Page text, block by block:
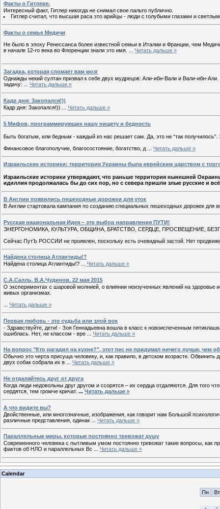
Факты о Гитлере.
Интересный факт, Гитлер никогда не снимал свое пальто публично.
Гитлер считал, что высшая раса это арийцы - люди с голубыми глазами и
Факты о семье Медичи
Не было в эпоху Ренессанса более известной семьи в Италии и Франции, чем
в начале 12-го века во Флоренции знали это имя. ... Читать дальше »
Загадка, которая сломает вам мозг
Однажды некий султан призвал к себе двух мудрецов: Али-ибн-Вали и Вали-ибн-
задачу: ... Читать дальше »
Кадр дня: Закопался!))
Кадр дня: Закопался!))
Читать дальше »
5 Мифов, программирующих нашу нищету и бедность
Быть богатым, или бедным - каждый из нас решает сам. Да, это не “так
Финансовое благополучие, благосостояние, богатство, д
Читать дальше »
Израильские историки: территория Украины была еврейским царством с
Израильские историки утверждают, что раньше территория нынешней
идиллия продолжалась бы до сих пор, но с севера пришли злые русские и
В Англии появились пешеходные дорожки для уток
В Англии стартовала кампания по созданию специальных пешеходных дорожек для
Русская национальная Идея – это выбор направления ПУТИ!
ЭНЕРГОНОМИКА, КУЛЬТУРА, ОБЩИНА, БРАТСТВО, СЕРДЦЕ, ПРОСВЕЩЕНИЕ,
Сейчас ПутЪ РОССИИ не проявлен, поскольку есть очевидный застой. Нет
Найдена столица Атлантиды!?
Найдена столица Атлантиды!?
Читать дальше »
С.А.Салль, В.А.Чудинов. 22 мая 2015
О экспериментах с шаровой молнией, о влиянии неизученных явлений на здоровье
живых организмах.
Читать дальше »
Первая любовь - это судьба или злой рок
- Здравствуйте, дети! - Зоя Геннадьевна вошла в класс к новоиспеченным
ошиблась. Нет, не классом - вре
Читать дальше »
На вопрос "Кто нагадил на кухне?", этот пес не придумал ничего лучше, чем
Обычно это черта присуща человеку, и, как правило, в детском возрасте. Обвинить
двух собак собрала их в
Читать дальше »
Не отдаляйтесь друг от друга
Когда люди недовольны друг другом и ссорятся – их сердца отдаляются. Для того
сердятся, тем громче кричат. ... Читать дальше »
А что видите вы?
Двойственные, или многозначные, изображения, как говорит нам Большой
различные представления, одинак
Читать дальше »
Параллельные миры, которые постоянно тревожат душу
Современного человека с пытливым умом постоянно тревожат такие вопросы, как
фактов об НЛО и параллельных Вс
Читать дальше »
Calendar
Пн Вт